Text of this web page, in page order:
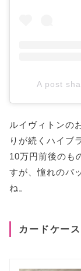
A post
ルイヴィトンの
りが続くハイブ
10万円前後のも
すが、憧れのバ
ね。
カードケー